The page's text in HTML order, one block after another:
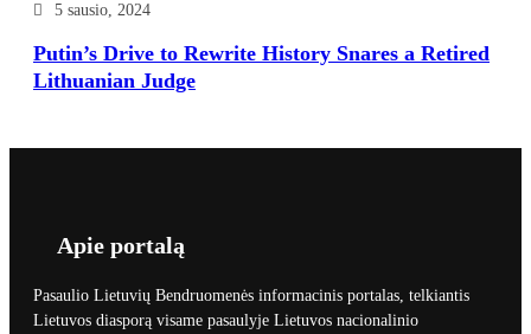
5 sausio, 2024
Putin’s Drive to Rewrite History Snares a Retired
Lithuanian Judge
Apie portalą
Pasaulio Lietuvių Bendruomenės informacinis portalas, telkiantis
Lietuvos diasporą visame pasaulyje Lietuvos nacionalinio